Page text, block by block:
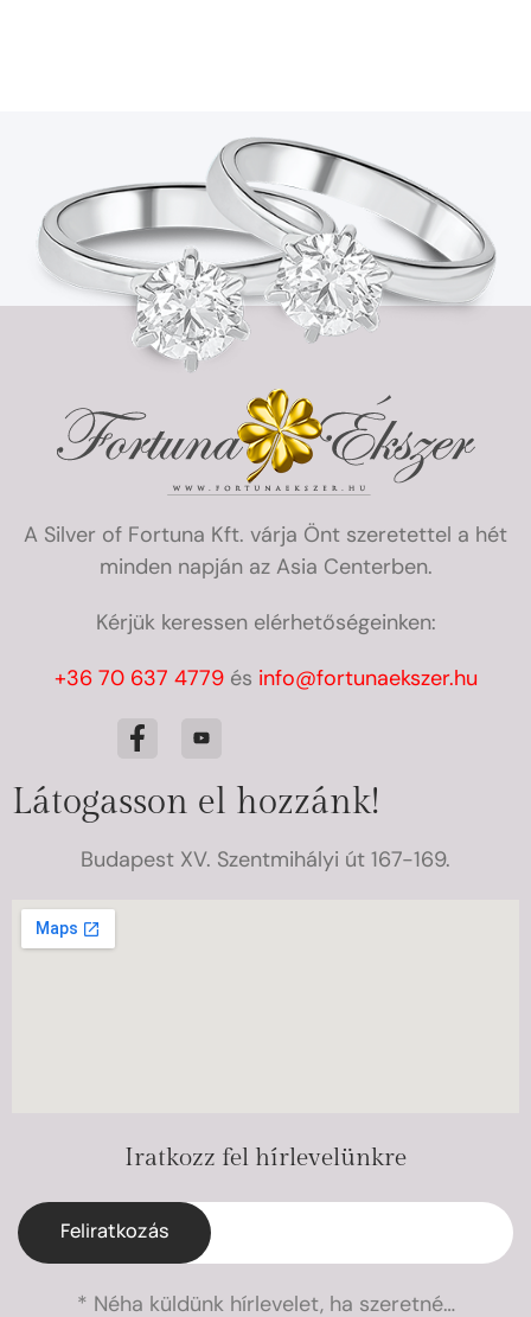
A Silver of Fortuna Kft. várja Önt szeretettel a hét
minden napján az Asia Centerben.
Kérjük keressen elérhetőségeinken:
+36 70 637 4779és info@fortunaekszer.hu
Látogasson el hozzánk!
Budapest XV. Szentmihályi út 167-169.
Iratkozz fel hírlevelünkre
Feliratkozás
* Néha küldünk hírlevelet, ha szeretné…